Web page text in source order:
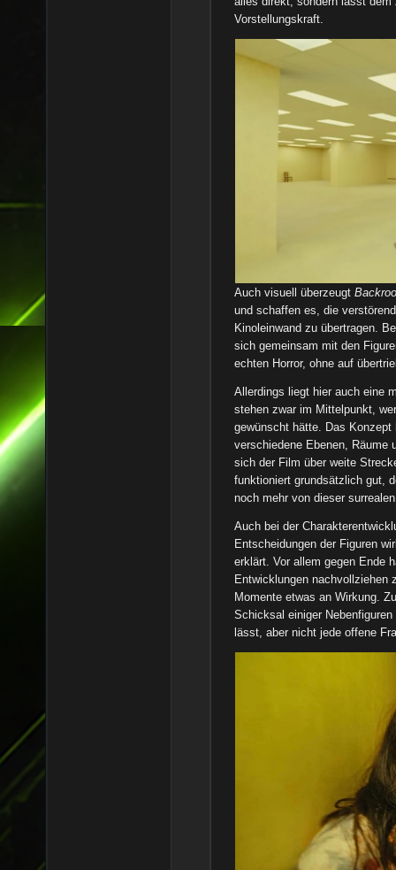
Vorstellungskraft.
Auch visuell überzeugt
und schaffen es, die
Kinoleinwand zu übertragen.
sich gemeinsam mit den
echten Horror, ohne auf
Allerdings liegt hier auch eine
stehen zwar im Mittelpunkt,
gewünscht hätte. Das
verschiedene Ebenen, Räume
sich der Film über weite
funktioniert grundsätzlich gut,
noch mehr von dieser
Auch bei der
Entscheidungen der Figuren
erklärt. Vor allem gegen Ende
Entwicklungen nachvollziehen
Momente etwas an Wirkung.
Schicksal einiger
lässt, aber nicht jede offene